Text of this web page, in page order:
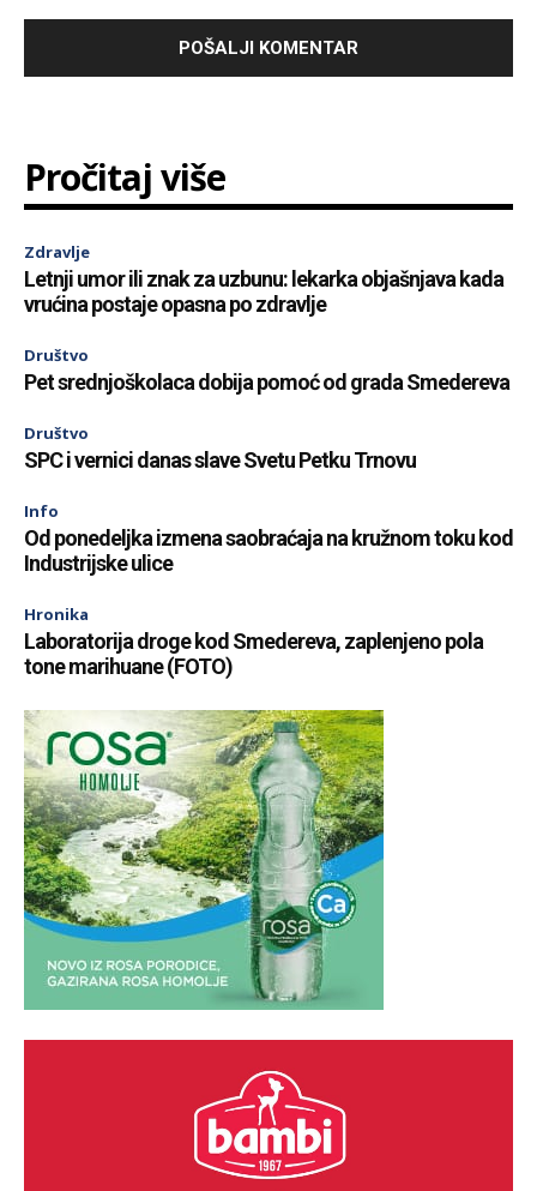
Pročitaj više
Zdravlje
Letnji umor ili znak za uzbunu: lekarka objašnjava kada
vrućina postaje opasna po zdravlje
Društvo
Pet srednjoškolaca dobija pomoć od grada Smedereva
Društvo
SPC i vernici danas slave Svetu Petku Trnovu
Info
Od ponedeljka izmena saobraćaja na kružnom toku kod
Industrijske ulice
Hronika
Laboratorija droge kod Smedereva, zaplenjeno pola
tone marihuane (FOTO)